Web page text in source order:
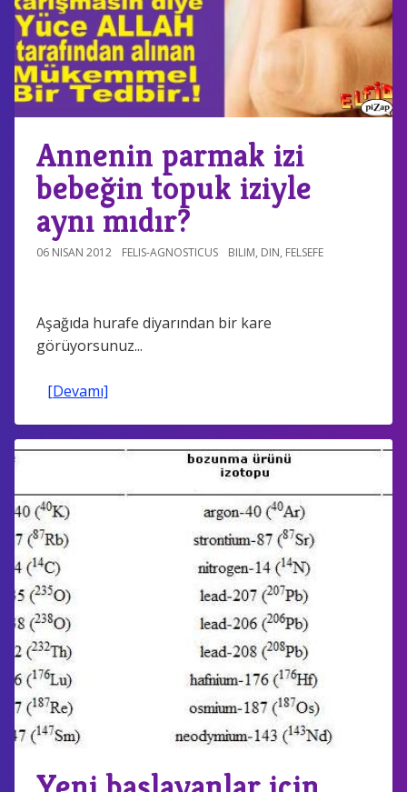
Annenin parmak izi
bebeğin topuk iziyle
aynı mıdır?
06 NISAN 2012 FELIS-AGNOSTICUS BILIM, DIN, FELSEFE
Aşağıda hurafe diyarından bir kare
görüyorsunuz...
[Devamı]